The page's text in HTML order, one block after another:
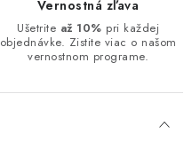
Vernostná zľava
Ušetrite až 10% pri každej
objednávke. Zistite viac o našom
vernostnom programe.